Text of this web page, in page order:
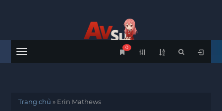
Menu
0
Trang chủ » Erin Mathews